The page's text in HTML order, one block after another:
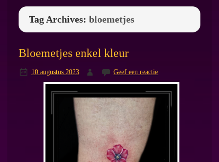
Tag Archives: bloemetjes
Bloemetjes enkel kleur
10 augustus 2023 Geef een reactie